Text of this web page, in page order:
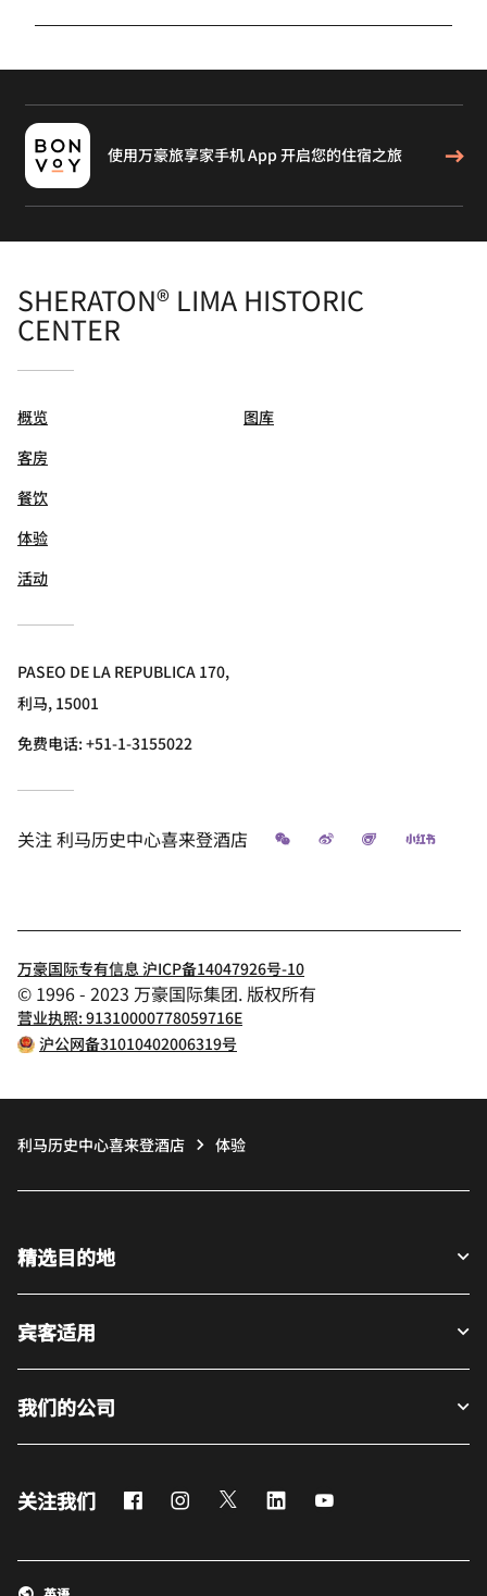
使用万豪旅享家手机 App 开启您的住宿之旅
SHERATON® LIMA HISTORIC
CENTER
概览
客房
餐饮
体验
活动
图库
PASEO DE LA REPUBLICA 170,
利马, 15001
免费电话:+51-1-3155022
关注 利马历史中心喜来登酒店 微信 微博 飞猪 小红书
万豪国际专有信息 沪ICP备14047926号-10
© 1996 - 2023 万豪国际集团. 版权所有
营业执照: 91310000778059716E
沪公网备31010402006319号
利马历史中心喜来登酒店 体验
精选目的地
宾客适用
我们的公司
关注我们 FacebookInstagram
Twitter LinkedIn